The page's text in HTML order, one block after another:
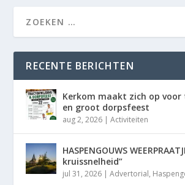
RECENTE BERICHTEN
Kerkom maakt zich op
en groot dorpsfeest
aug 2, 2026 |Activiteiten
HASPENGOUWS
kruissnelheid”
jul 31, 2026 |Advertorial,